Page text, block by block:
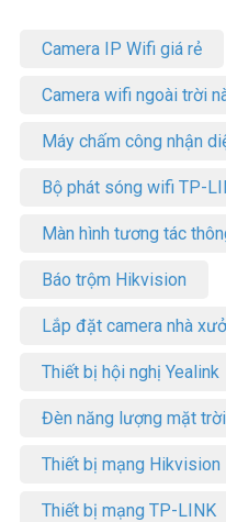
Camera IP Wifi giá rẻ
Camera wifi ngoài trời
Máy chấm công nhận
Bộ phát sóng wifi TP-
Màn hình tương tác
Báo trộm Hikvision
Lắp đặt camera nhà
Thiết bị hội nghị Yealink
Đèn năng lượng mặt trời
Thiết bị mạng Hikvision
Thiết bị mạng TP-LINK